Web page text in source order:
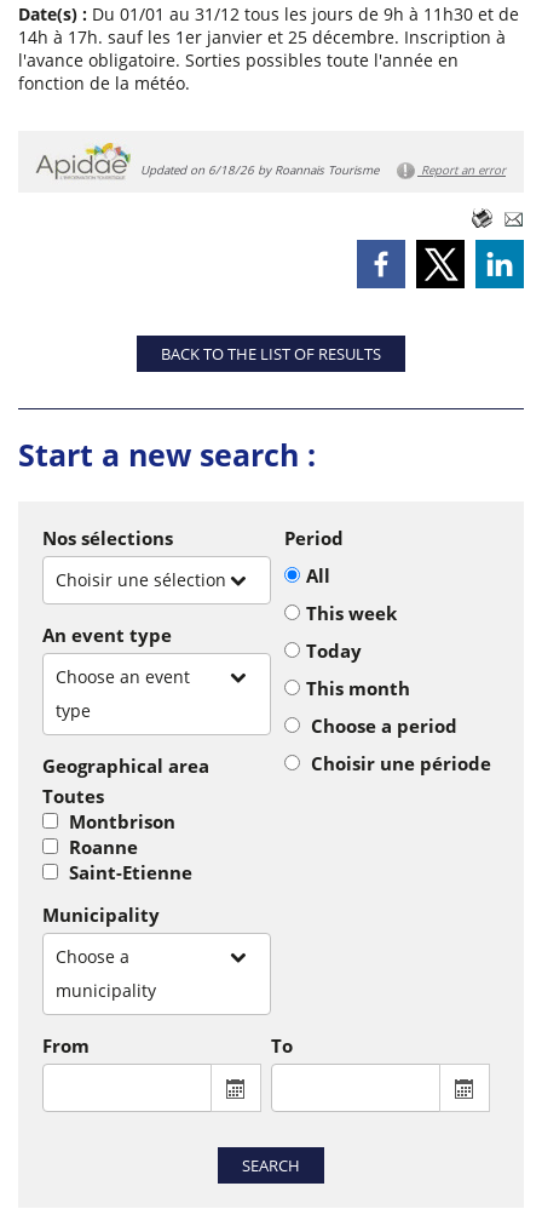
Date(s) : Du 01/01 au 31/12 tous les jours de 9h à 11h30 et de
14h à 17h. sauf les 1er janvier et 25 décembre. Inscription à
l'avance obligatoire. Sorties possibles toute l'année en
fonction de la météo.
Updated on 6/18/26 by Roannais Tourisme Report an error
BACK TO THE LIST OF RESULTS
Start a new search :
Nos sélections
Choisir une sélection
An event type
Choose an event
type
Geographical area
Toutes
Montbrison
Roanne
Saint-Etienne
Municipality
Choose a
municipality
Period
All
This week
Today
This month
Choose a period
Choisir une période
From
From : display the calendar to
To
To :
SEARCH